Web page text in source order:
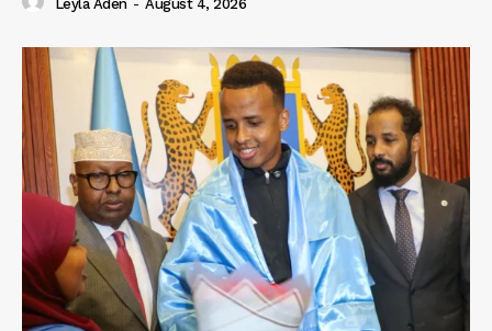
Leyla Aden - August 4, 2026